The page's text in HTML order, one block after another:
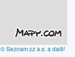
© Seznam.cz a.s. a další